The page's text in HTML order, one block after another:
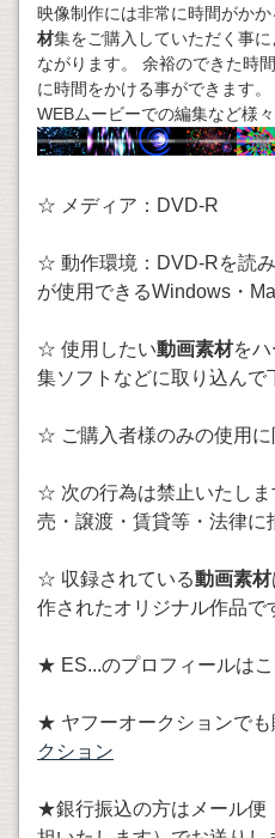
映像制作には非常に時間がか
材集をご購入していただく事
ながります。 余裕のできた時
に時間をかける事ができます
WEBムービーでの編集など様
☆ メディア：DVD-R
☆ 動作環境：DVD-Rを読
が使用できるWindows・
☆ 使用したい動画素材を
集ソフトなどに取り込んで
☆ ご購入者様のみの使用に
☆ 次の行為は禁止いたし
売・譲渡・賃貸等・法律に
☆ 収録されている動画素材
作されたオリジナル作品で
★ ES...のプロフィールは
★ ヤフーオークションで
クション
★銀行振込の方はメール便